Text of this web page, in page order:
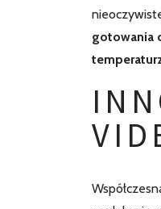
gotowania